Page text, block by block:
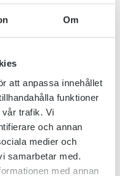
Om
att anpassa innehållet
funktioner
trafik. Vi
och annan
medier och
samarbetar med.
med annan